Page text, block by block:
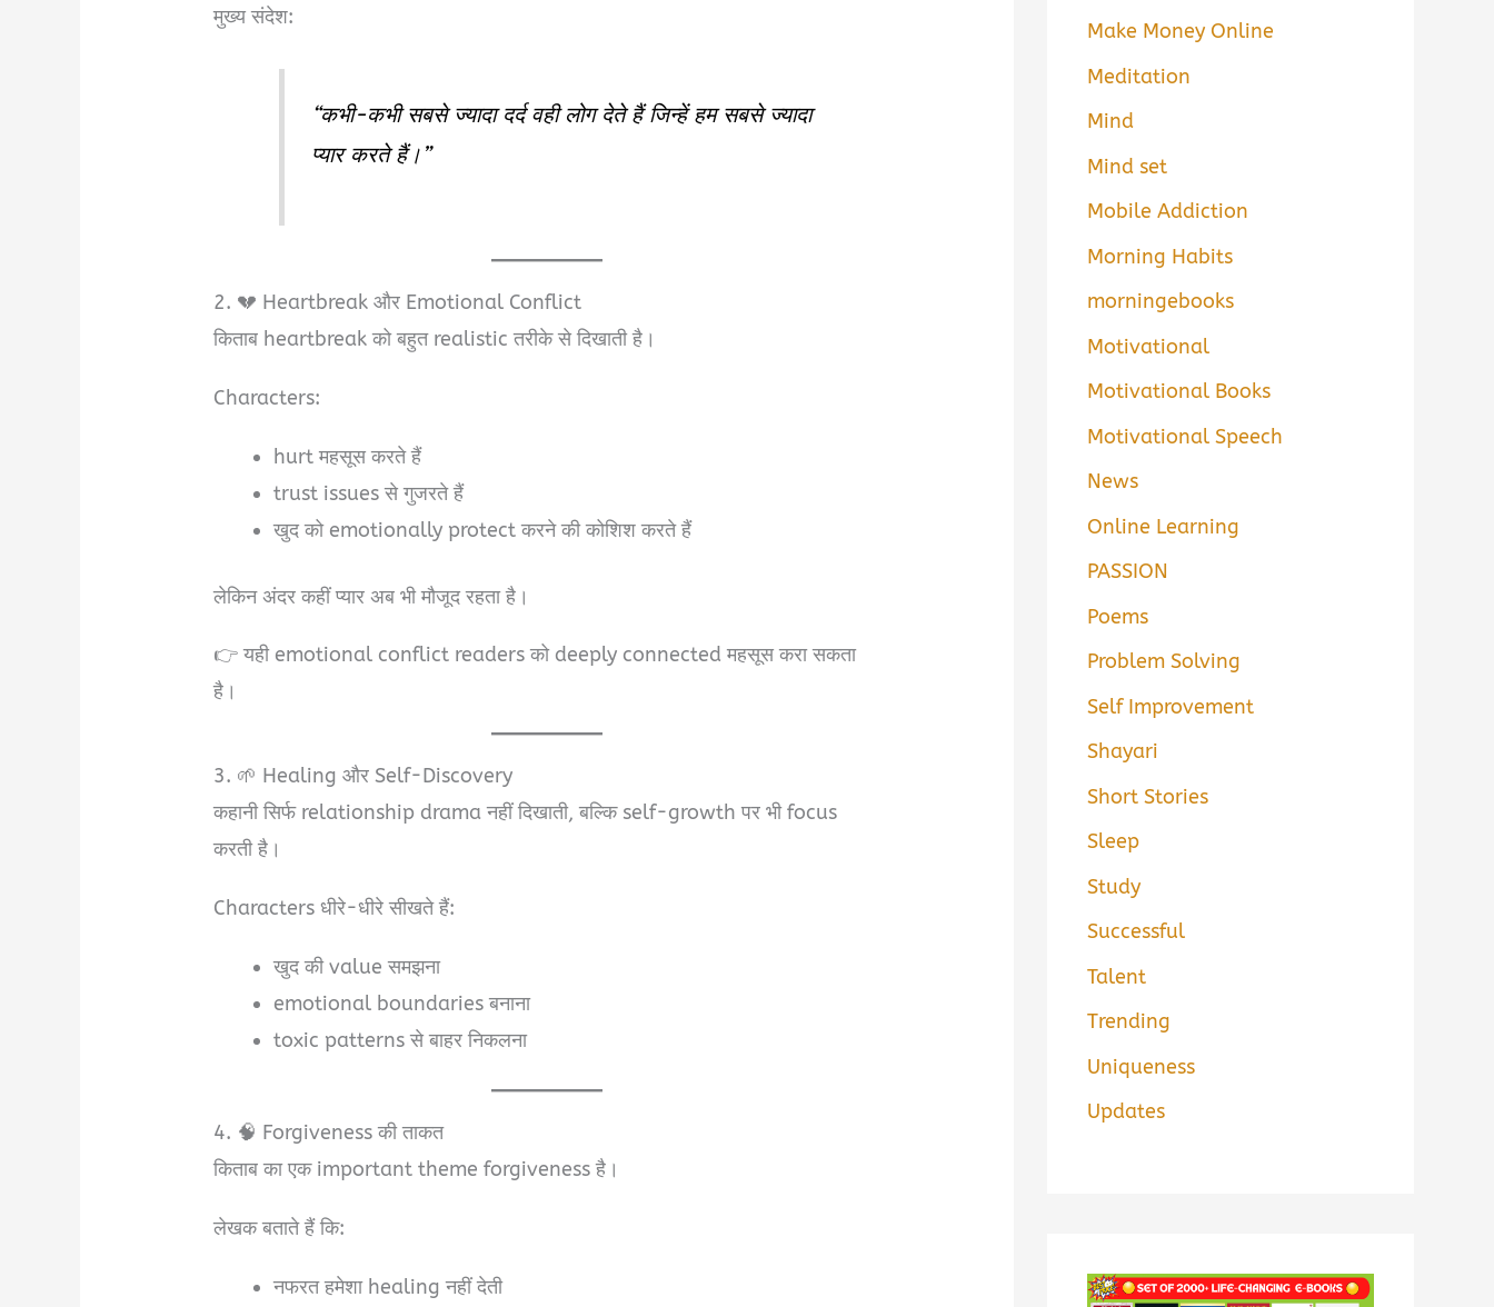
मुख्य संदेश:
“कभी-कभी सबसे ज्यादा दर्द वही लोग देते हैं जिन्हें हम सबसे ज्यादा
प्यार करते हैं।”
2. 💔 Heartbreak और Emotional Conflict
किताब heartbreak को बहुत realistic तरीके से दिखाती है।
Characters:
hurt महसूस करते हैं
trust issues से गुजरते हैं
खुद को emotionally protect करने की कोशिश करते हैं
लेकिन अंदर कहीं प्यार अब भी मौजूद रहता है।
👉 यही emotional conflict readers को deeply connected महसूस करा सकता
है।
3. 🌱 Healing और Self-Discovery
कहानी सिर्फ relationship drama नहीं दिखाती, बल्कि self-growth पर भी focus
करती है।
Characters धीरे-धीरे सीखते हैं:
खुद की value समझना
emotional boundaries बनाना
toxic patterns से बाहर निकलना
4. 🧠 Forgiveness की ताकत
किताब का एक important theme forgiveness है।
लेखक बताते हैं कि:
नफरत हमेशा healing नहीं देती
Make Money Online
Meditation
Mind
Mind set
Mobile Addiction
Morning Habits
morningebooks
Motivational
Motivational Books
Motivational Speech
News
Online Learning
PASSION
Poems
Problem Solving
Self Improvement
Shayari
Short Stories
Sleep
Study
Successful
Talent
Trending
Uniqueness
Updates